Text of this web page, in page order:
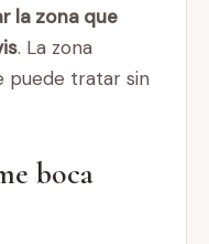
la zona que
. La zona
puede tratar sin
boca